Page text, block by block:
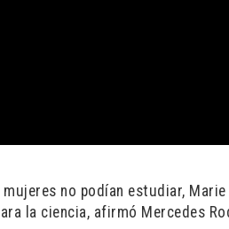
no podían estudiar,
la ciencia, afirmó Mercedes